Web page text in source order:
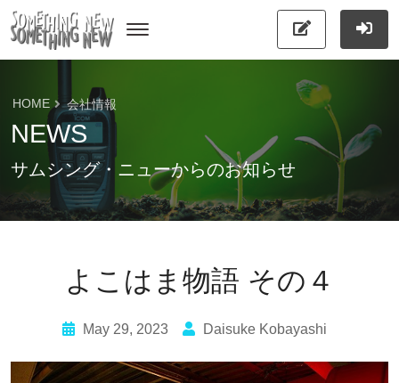
NEWS
サムシング・ニューからのお知らせ
HOME 会社情報
よこはま物語 その４
May 29, 2023 Daisuke Kobayashi